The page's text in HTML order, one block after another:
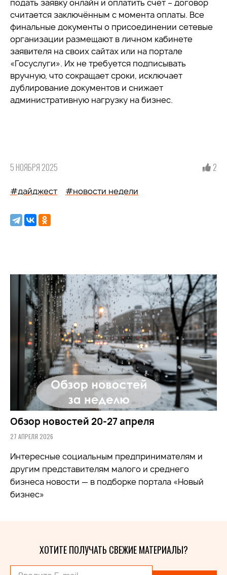
подать заявку онлайн и оплатить счёт – договор
считается заключённым с момента оплаты. Все
финальные документы о присоединении сетевые
организации размещают в личном кабинете
заявителя на своих сайтах или на портале
«Госуслуги». Их не требуется подписывать
вручную, что сокращает сроки, исключает
дублирование документов и снижает
административную нагрузку на бизнес.
5 НОЯБРЯ 2025 2
#дайджест #новости недели
Обзор новостей 20-27 апреля
27 АПРЕЛЯ 2026
Интересные социальным предпринимателям и
другим представителям малого и среднего
бизнеса новости — в подборке портала «Новый
бизнес»
ХОТИТЕ ПОЛУЧАТЬ СВЕЖИЕ МАТЕРИАЛЫ?